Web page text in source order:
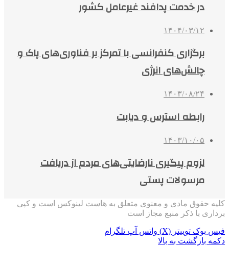
در خدمت پدافند غیرعامل کشور
۱۴۰۴/۰۳/۱۲
برگزاری کنفرانسی با تمرکز بر فناوری‌های پاک و
چالش‌های انرژی
۱۴۰۳/۰۸/۲۴
رابطه استرس و دیابت
۱۴۰۳/۱۰/۰۵
لزوم پیگیری نارضایتی‌های مردم از دریافت
مرسولات پستی
کلیه حقوق مادی و معنوی متعلق به هاست لینوکس است و کپی
برداری با ذکر منبع مجاز است
فیس بوک توییتر (X) واتس آپ تلگرام
دکمه بازگشت به بالا